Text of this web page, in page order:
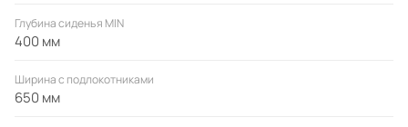
Глубина сиденья MIN
400 мм
Ширина с подлокотниками
650 мм